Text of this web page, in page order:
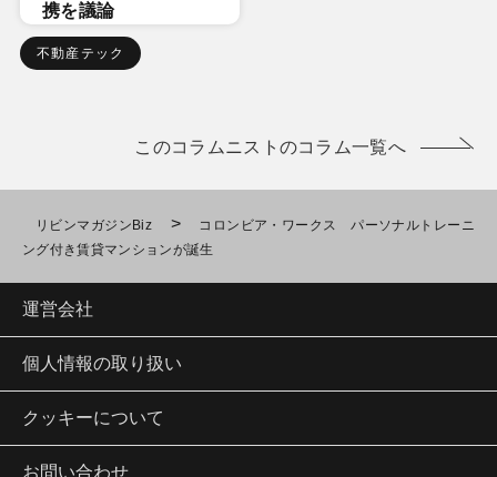
携を議論
不動産テック
このコラムニストのコラム一覧へ
リビンマガジンBiz >
コロンビア・ワークス パーソナルトレーニ
ング付き賃貸マンションが誕生
運営会社
個人情報の取り扱い
クッキーについて
お問い合わせ